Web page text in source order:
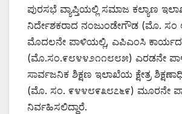
ಪುರಸಭೆ ವ್ಯಾಪ್ತಿಯಲ್ಲಿ ಸಮಾಜ ಕಲ್ಯಾಣ
ನಿರ್ದೇಶಕರಾದ ನಂಜುಂಡೇಗೌಡ (ಮೊ.
ಮೊದಲನೇ ಪಾಳಿಯಲ್ಲಿ, ಎಪಿಎಂಸಿ
(ಮೊ.ಸಂ.೯೮೪೪೨೧೧೮೮೫) ಎರಡನೇ
ಸಾರ್ವಜನಿಕ ಶಿಕ್ಷಣ ಇಲಾಖೆಯ ಕ್ಷೇತ್ರ
(ಮೊ. ಸಂ. ೯೪೪೮೯೩೮೭೬೯) ಮೂರನೇ
ನಿರ್ವಹಿಸಲಿದ್ದಾರೆ.